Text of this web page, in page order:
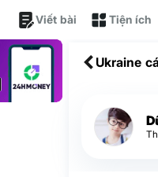
Viết bài Tiện ích
Ukraine